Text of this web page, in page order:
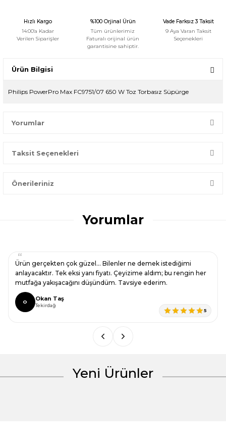
Hızlı Kargo
14:00'a Kadar
Verilen Siparişler
%100 Orjinal Ürün
Tüm ürünlerimiz
Faturalı orijinal ürün
garantisine sahiptir.
Vade Farksız 3 Taksit
9 Aya Varan Taksit
Seçenekleri
Ürün Bilgisi
Philips PowerPro Max FC9751/07 650 W Toz Torbasız Süpürge
Yorumlar
Bir dakikanızı ayırın, yorumunuzla başkalarının doğru seçim
Taksit Seçenekleri
Önerileriniz
konularda yetersiz gördüğünüz noktaları öneri formunu
kullanarak tarafımıza iletebilirsiniz.
Ürün resmi kalitesiz, bozuk veya görüntülenemiyor.
Ürün açıklamasında eksik bilgiler bulunuyor.
Ürün bilgilerinde hatalar bulunuyor.
Ürün fiyatı diğer sitelerden daha pahalı.
Yorumlar
Ürün gerçekten çok güzel… Bilenler ne demek istediğimi
anlayacaktır. Tek eksi yanı fiyatı. Çeyizime aldım; bu rengin her
mutfağa yakışacağını düşündüm. Tavsiye ederim.
O Okan Taş
Tekirdağ
5
Yeni Ürünler